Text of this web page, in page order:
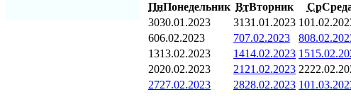
ПнПонедельник ВтВторник Ср
3030.01.2023 3131.01.2023 1
606.02.2023 707.02.2023 8
1313.02.2023 1414.02.2023 15
2020.02.2023 21 21.02.2023 22
2727.02.2023 2828.02.2023 1